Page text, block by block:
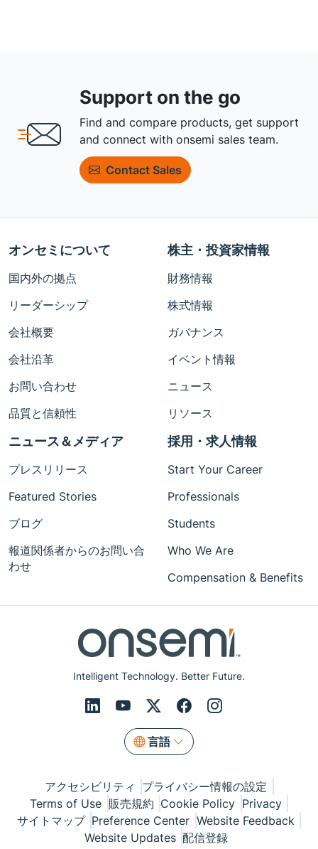
Support on the go
Find and compare products, get support
and connect with onsemi sales team.
Contact Sales
Intelligent Technology. Better Future.
言語
オンセミについて
国内外の拠点
リーダーシップ
会社概要
会社沿革
お問い合わせ
品質と信頼性
株主・投資家情報
財務情報
株式情報
ガバナンス
イベント情報
ニュース
リソース
ニュース＆メディア
プレスリリース
Featured Stories
ブログ
報道関係者からのお問い合
わせ
採用・求人情報
Start Your Career
Professionals
Students
Who We Are
Compensation & Benefits
アクセシビリティ
プライバシー情報の設定
Terms of Use 販売規約 Cookie Policy Privacy
サイトマップ Preference Center Website Feedback
Website Updates 配信登録